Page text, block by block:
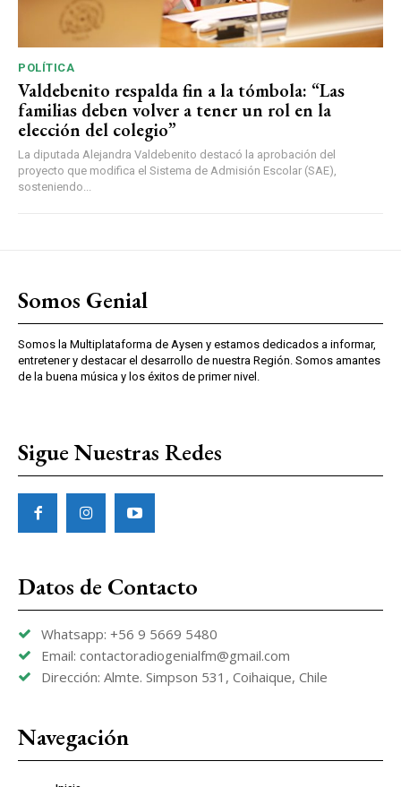
POLÍTICA
Valdebenito respalda fin a la tómbola: “Las
familias deben volver a tener un rol en la
elección del colegio”
La diputada Alejandra Valdebenito destacó la aprobación del
proyecto que modifica el Sistema de Admisión Escolar (SAE),
sosteniendo...
Somos Genial
Somos la Multiplataforma de Aysen y estamos dedicados a informar,
entretener y destacar el desarrollo de nuestra Región. Somos amantes
de la buena música y los éxitos de primer nivel.
Sigue Nuestras Redes
Datos de Contacto
Whatsapp: +56 9 5669 5480
Email: contactoradiogenialfm@gmail.com
Dirección: Almte. Simpson 531, Coihaique, Chile
Navegación